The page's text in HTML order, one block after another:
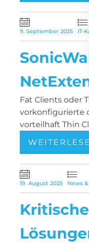
9. September 2025 IT-
Fat Clients oder
vorkonfigurierte
vorteilhaft Thin
19. August 2025 News